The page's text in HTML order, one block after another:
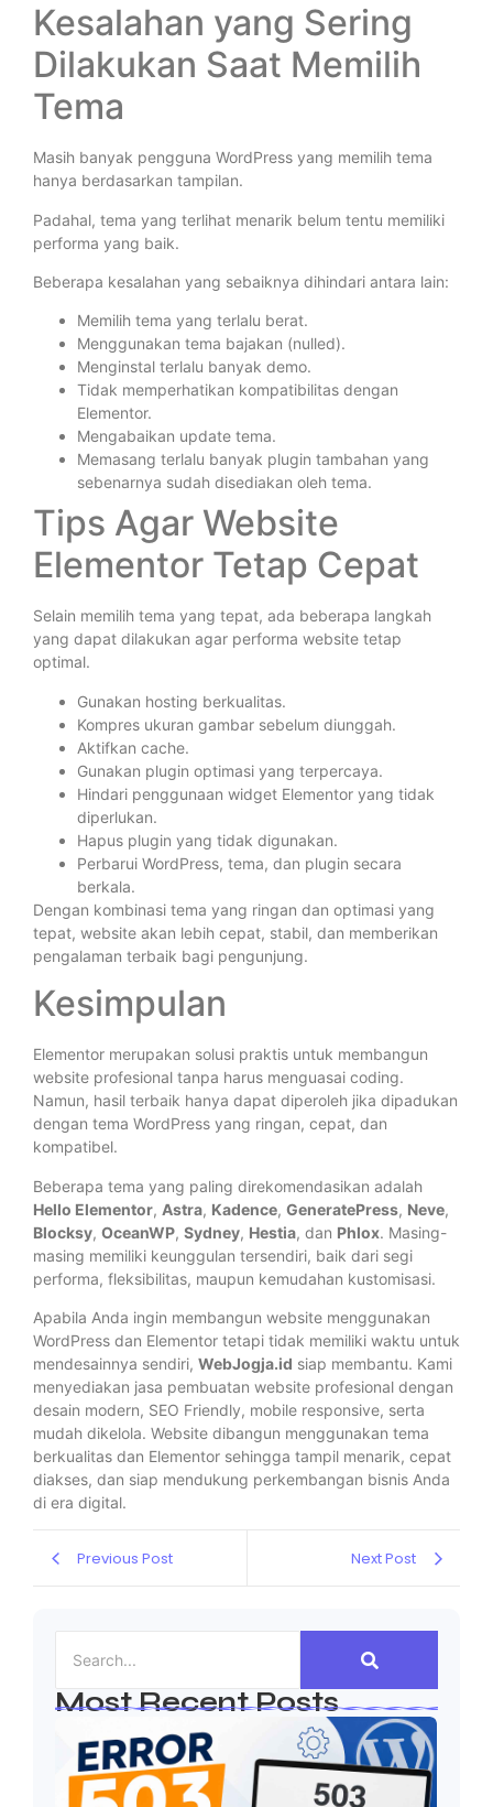
Kesalahan yang Sering
Dilakukan Saat Memilih
Tema
Masih banyak pengguna WordPress yang memilih tema
hanya berdasarkan tampilan.
Padahal, tema yang terlihat menarik belum tentu memiliki
performa yang baik.
Beberapa kesalahan yang sebaiknya dihindari antara lain:
Memilih tema yang terlalu berat.
Menggunakan tema bajakan (nulled).
Menginstal terlalu banyak demo.
Tidak memperhatikan kompatibilitas dengan
Elementor.
Mengabaikan update tema.
Memasang terlalu banyak plugin tambahan yang
sebenarnya sudah disediakan oleh tema.
Tips Agar Website
Elementor Tetap Cepat
Selain memilih tema yang tepat, ada beberapa langkah
yang dapat dilakukan agar performa website tetap
optimal.
Gunakan hosting berkualitas.
Kompres ukuran gambar sebelum diunggah.
Aktifkan cache.
Gunakan plugin optimasi yang terpercaya.
Hindari penggunaan widget Elementor yang tidak
diperlukan.
Hapus plugin yang tidak digunakan.
Perbarui WordPress, tema, dan plugin secara
berkala.
Dengan kombinasi tema yang ringan dan optimasi yang
tepat, website akan lebih cepat, stabil, dan memberikan
pengalaman terbaik bagi pengunjung.
Kesimpulan
Elementor merupakan solusi praktis untuk membangun
website profesional tanpa harus menguasai coding.
Namun, hasil terbaik hanya dapat diperoleh jika dipadukan
dengan tema WordPress yang ringan, cepat, dan
kompatibel.
Beberapa tema yang paling direkomendasikan adalah
Hello Elementor, Astra, Kadence, GeneratePress, Neve,
Blocksy, OceanWP, Sydney, Hestia, dan Phlox. Masing-
masing memiliki keunggulan tersendiri, baik dari segi
performa, fleksibilitas, maupun kemudahan kustomisasi.
Apabila Anda ingin membangun website menggunakan
WordPress dan Elementor tetapi tidak memiliki waktu untuk
mendesainnya sendiri, WebJogja.id siap membantu. Kami
menyediakan jasa pembuatan website profesional dengan
desain modern, SEO Friendly, mobile responsive, serta
mudah dikelola. Website dibangun menggunakan tema
berkualitas dan Elementor sehingga tampil menarik, cepat
diakses, dan siap mendukung perkembangan bisnis Anda
di era digital.
Previous Post Next Post
Most Recent Posts